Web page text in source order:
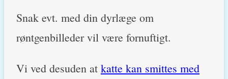
Snak evt. med din dyrlæge om
røntgenbilleder vil være fornuftigt.
Vi ved desuden at katte kan smittes med